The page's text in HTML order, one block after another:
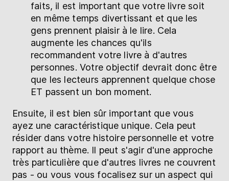
faits, il est important que votre livre soit
en même temps divertissant et que les
gens prennent plaisir à le lire. Cela
augmente les chances qu'ils
recommandent votre livre à d'autres
personnes. Votre objectif devrait donc être
que les lecteurs apprennent quelque chose
ET passent un bon moment.
Ensuite, il est bien sûr important que vous
ayez une caractéristique unique. Cela peut
résider dans votre histoire personnelle et votre
rapport au thème. Il peut s'agir d'une approche
très particulière que d'autres livres ne couvrent
pas - ou vous vous focalisez sur un aspect qui